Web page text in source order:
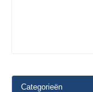
Categorieën